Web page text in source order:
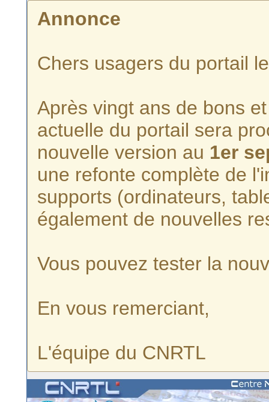
Annonce
Chers usagers du portail
Après vingt ans de bons
actuelle du portail sera
nouvelle version au 1er
une refonte complète de
supports (ordinateurs,
également de nouvelles
Vous pouvez tester la
En vous remerciant,
L'équipe du CNRTL